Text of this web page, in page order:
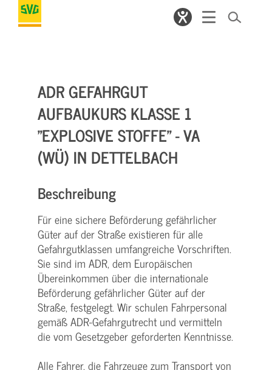
ADR GEFAHRGUT
AUFBAUKURS KLASSE 1
"EXPLOSIVE STOFFE" - VA
(WÜ) IN DETTELBACH
Beschreibung
Für eine sichere Beförderung gefährlicher
Güter auf der Straße existieren für alle
Gefahrgutklassen umfangreiche Vorschriften.
Sie sind im ADR, dem Europäischen
Übereinkommen über die internationale
Beförderung gefährlicher Güter auf der
Straße, festgelegt. Wir schulen Fahrpersonal
gemäß ADR-Gefahrgutrecht und vermitteln
die vom Gesetzgeber geforderten Kenntnisse.
Alle Fahrer, die Fahrzeuge zum Transport von